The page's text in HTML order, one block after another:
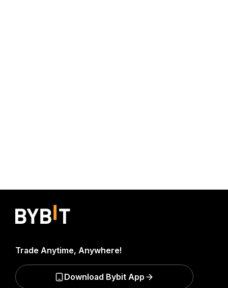
Trade Anytime, Anywhere!
Download Bybit App